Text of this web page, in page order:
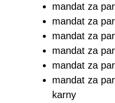
mandat za
mandat za
mandat za
mandat za
mandat za
mandat za
karny